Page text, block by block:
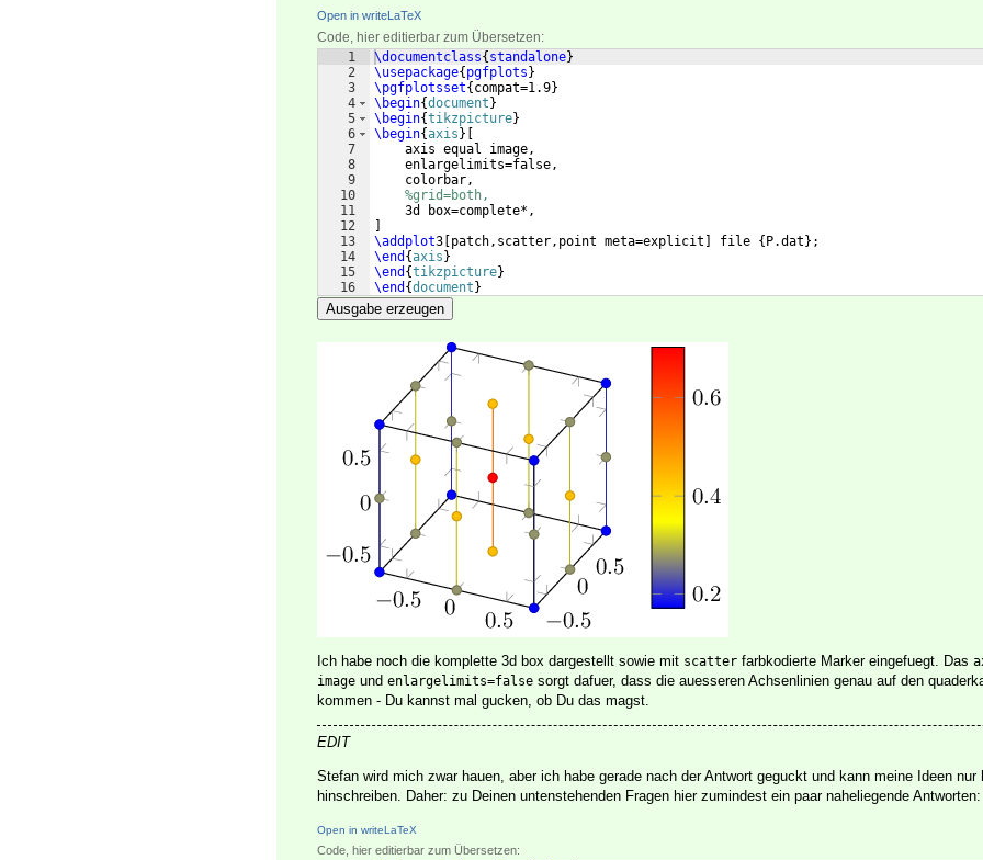
Open in writeLaTeX
Code, hier editierbar zum Übersetzen:
1
2
3
4
5
6
7
8
9
10
11
12
13
14
15
16
\documentclass{ standalone}
\usepackage{ pgfplots }
\pgfplotsset{ compat=1.9}
\begin{document }
\begin{tikzpicture}
\begin{axis }
    axis equal image,
    enlargelimits=false,
    colorbar,
%grid=both,
    3d box=complete*,
\addplot3 patch,scatter,point meta=explicit file { P.dat } ;
\end {axis }
\end {tikzpicture}
\end {document }
Ausgabe erzeugen
Ich habe noch die komplette 3d box dargestellt sowie mit scatter farbkodierte Marker eingefuegt. Das
image und enlargelimits=false sorgt dafuer, dass die auesseren Achsenlinien genau auf den
kommen - Du kannst mal gucken, ob Du das magst.
EDIT
Stefan wird mich zwar hauen, aber ich habe gerade nach der Antwort geguckt und kann meine Ideen nur
hinschreiben. Daher: zu Deinen untenstehenden Fragen hier zumindest ein paar naheliegende Antworten:
Open in writeLaTeX
Code, hier editierbar zum Übersetzen: